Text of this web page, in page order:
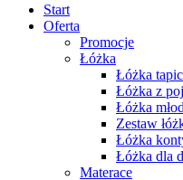
Start
Oferta
Promocje
Łóżka
Łóżka
Łóżka z
Łóżka
Zestaw
Łóżka
Łóżka dla
Materace